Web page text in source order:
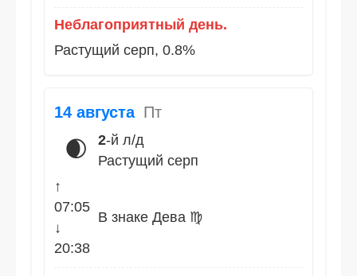
Неблагоприятный день.
Растущий серп, 0.8%
14 августа Пт
🌒 2-й л/д
Растущий серп
↑
07:05
↓
20:38
В знаке Дева ♍